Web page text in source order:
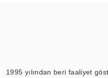
1995 yılından beri faaliyet